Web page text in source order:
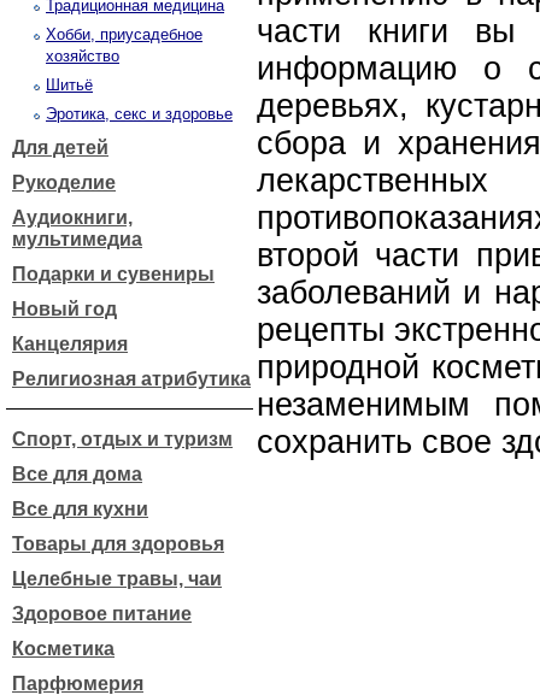
Традиционная медицина
Хобби, приусадебное
хозяйство
Шитьё
Эротика, секс и здоровье
Для детей
Рукоделие
Аудиокниги,
мультимедиа
Подарки и сувениры
Новый год
Канцелярия
Религиозная атрибутика
Спорт, отдых и туризм
Все для дома
Все для кухни
Товары для здоровья
Целебные травы, чаи
Здоровое питание
Косметика
Парфюмерия
части книги вы
информацию о
деревьях,
сбора и
второй части
заболеваний и
рецепты
природной
незаменимым
сохранить свое